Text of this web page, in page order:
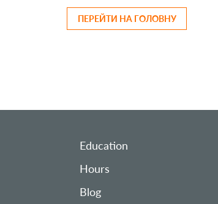
ПЕРЕЙТИ НА ГОЛОВНУ
Education
Hours
Blog